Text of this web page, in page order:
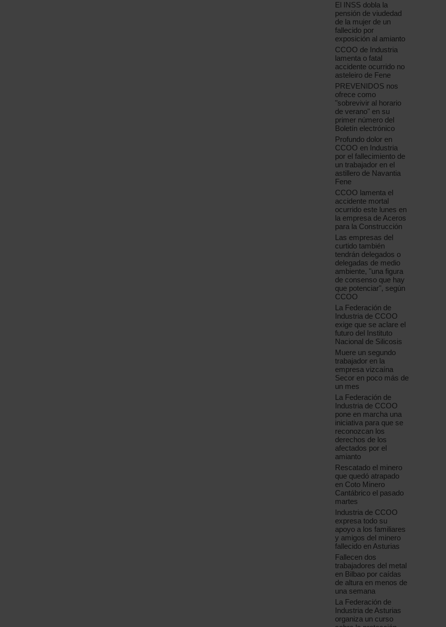
El INSS dobla la
pensión de viudedad
de la mujer de un
fallecido por
exposición al amianto
CCOO de Industria
lamenta o fatal
accidente ocurrido no
asteleiro de Fene
PREVENIDOS nos
ofrece como
"sobrevivir al horario
de verano" en su
primer número del
Boletín electrónico
Profundo dolor en
CCOO en Industria
por el fallecimiento de
un trabajador en el
astillero de Navantia
Fene
CCOO lamenta el
accidente mortal
ocurrido este lunes en
la empresa de Aceros
para la Construcción
Las empresas del
curtido también
tendrán delegados o
delegadas de medio
ambiente, "una figura
de consenso que hay
que potenciar", según
CCOO
La Federación de
Industria de CCOO
exige que se aclare el
futuro del Instituto
Nacional de Silicosis
Muere un segundo
trabajador en la
empresa vizcaína
Secor en poco más de
un mes
La Federación de
Industria de CCOO
pone en marcha una
iniciativa para que se
reconozcan los
derechos de los
afectados por el
amianto
Rescatado el minero
que quedó atrapado
en Coto Minero
Cantábrico el pasado
martes
Industria de CCOO
expresa todo su
apoyo a los familiares
y amigos del minero
fallecido en Asturias
Fallecen dos
trabajadores del metal
en Bilbao por caídas
de altura en menos de
una semana
La Federación de
Industria de Asturias
organiza un curso